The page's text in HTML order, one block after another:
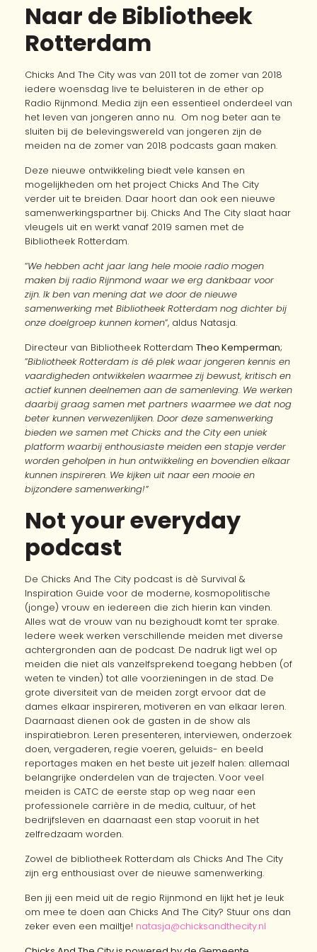
Naar de Bibliotheek
Rotterdam
Chicks And The City was van 2011 tot de zomer van 2018
iedere woensdag live te beluisteren in de ether op
Radio Rijnmond. Media zijn een essentieel onderdeel van
het leven van jongeren anno nu. Om nog beter aan te
sluiten bij de belevingswereld van jongeren zijn de
meiden na de zomer van 2018 podcasts gaan maken.
Deze nieuwe ontwikkeling biedt vele kansen en
mogelijkheden om het project Chicks And The City
verder uit te breiden. Daar hoort dan ook een nieuwe
samenwerkingspartner bij. Chicks And The City slaat haar
vleugels uit en werkt vanaf 2019 samen met de
Bibliotheek Rotterdam.
“We hebben acht jaar lang hele mooie radio mogen
maken bij radio Rijnmond waar we erg dankbaar voor
zijn. Ik ben van mening dat we door de nieuwe
samenwerking met Bibliotheek Rotterdam nog dichter bij
onze doelgroep kunnen komen”, aldus Natasja.
Directeur van Bibliotheek Rotterdam Theo Kemperman;
”Bibliotheek Rotterdam is dé plek waar jongeren kennis en
vaardigheden ontwikkelen waarmee zij bewust, kritisch en
actief kunnen deelnemen aan de samenleving. We werken
daarbij graag samen met partners waarmee we dat nog
beter kunnen verwezenlijken. Door deze samenwerking
bieden we samen met Chicks and the City een uniek
platform waarbij enthousiaste meiden een stapje verder
worden geholpen in hun ontwikkeling en bovendien elkaar
kunnen inspireren. We kijken uit naar een mooie en
bijzondere samenwerking!”
Not your everyday
podcast
De Chicks And The City podcast is dè Survival &
Inspiration Guide voor de moderne, kosmopolitische
(jonge) vrouw en iedereen die zich hierin kan vinden.
Alles wat de vrouw van nu bezighoudt komt ter sprake.
Iedere week werken verschillende meiden met diverse
achtergronden aan de podcast. De nadruk ligt wel op
meiden die niet als vanzelfsprekend toegang hebben (of
weten te vinden) tot alle voorzieningen in de stad. De
grote diversiteit van de meiden zorgt ervoor dat de
dames elkaar inspireren, motiveren en van elkaar leren.
Daarnaast dienen ook de gasten in de show als
inspiratiebron. Leren presenteren, interviewen, onderzoek
doen, vergaderen, regie voeren, geluids- en beeld
reportages maken en het beste uit jezelf halen: allemaal
belangrijke onderdelen van de trajecten. Voor veel
meiden is CATC de eerste stap op weg naar een
professionele carrière in de media, cultuur, of het
bedrijfsleven en daarnaast een stap vooruit in het
zelfredzaam worden.
Zowel de bibliotheek Rotterdam als Chicks And The City
zijn erg enthousiast over de nieuwe samenwerking.
Ben jij een meid uit de regio Rijnmond en lijkt het je leuk
om mee te doen aan Chicks And The City? Stuur ons dan
zeker even een mailtje! natasja@chicksandthecity.nl